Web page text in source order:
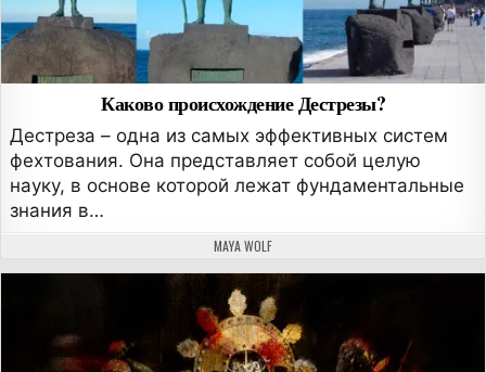
Каково происхождение Дестрезы?
Дестреза – одна из самых эффективных систем
фехтования. Она представляет собой целую
науку, в основе которой лежат фундаментальные
знания в…
АВТОР:
MAYA WOLF